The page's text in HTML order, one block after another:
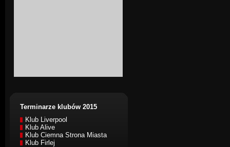
Terminarze klubów 2015
Klub Liverpool
Klub Alive
Klub Ciemna Strona Miasta
Klub Firlej